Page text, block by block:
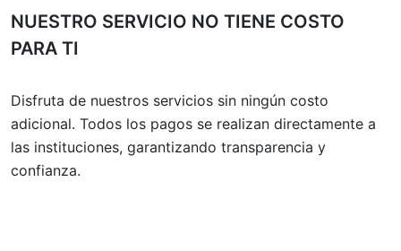
NUESTRO SERVICIO NO TIENE COSTO
PARA TI
Disfruta de nuestros servicios sin ningún costo
adicional. Todos los pagos se realizan directamente a
las instituciones, garantizando transparencia y
confianza.